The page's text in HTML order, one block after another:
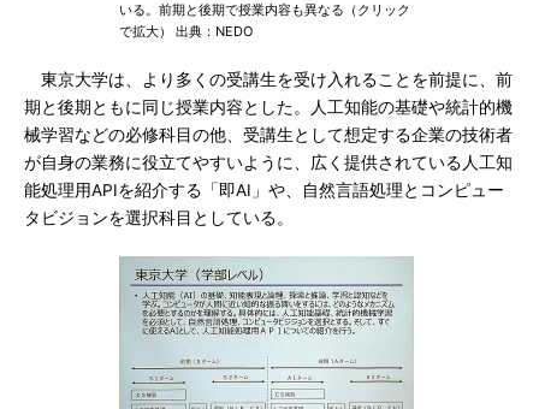
いる。前期と後期で授業内容も異なる（クリック
で拡大） 出典：NEDO
東京大学は、より多くの受講生を受け入れることを前提に、前
期と後期ともに同じ授業内容とした。人工知能の基礎や統計的機
械学習などの必修科目の他、受講生として想定する企業の技術者
が自身の業務に役立てやすいように、広く提供されている人工知
能処理用APIを紹介する「即AI」や、自然言語処理とコンピュー
タビジョンを選択科目としている。